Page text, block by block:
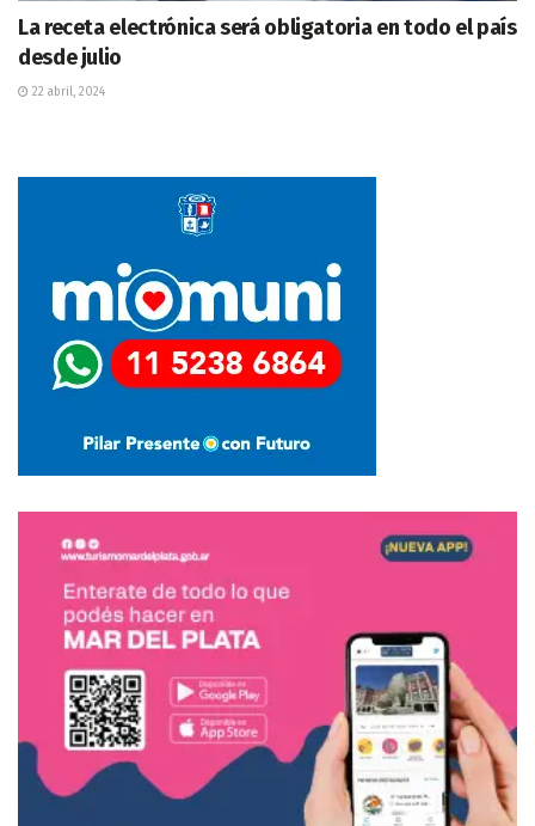
La receta electrónica será obligatoria en todo el país
desde julio
22 abril, 2024